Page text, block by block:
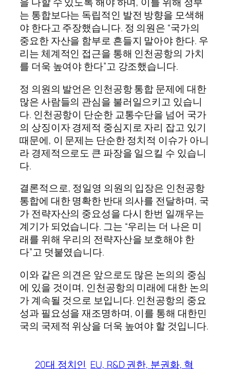
는 통합보다는 독립적인 발전 방향을 모색해
야 한다고 주장했습니다. 정 의원은 “국가의
중요한 자산을 함부로 흔들지 말아야 한다. 우
리는 체계적인 접근을 통해 인천공항의 가치
를 더욱 높여야 한다”고 강조했습니다.
정 의원의 발언은 인천공항 통합 문제에 대한
많은 사람들의 관심을 불러일으키고 있습니
다. 인천공항이 단순한 교통수단을 넘어 국가
의 상징이자 경제적 중심지로 자리 잡고 있기
때문에, 이 문제는 단순한 정치적 이슈가 아니
라 경제적으로도 큰 파장을 일으킬 수 있습니
다.
결론적으로, 정일영 의원의 입장은 인천공항
통합에 대한 명확한 반대 의사를 전달하며, 국
가 전략자산의 중요성을 다시 한번 일깨우는
계기가 되었습니다. 그는 “우리는 더 나은 미
래를 위해 우리의 전략자산을 보호해야 한
다”고 덧붙였습니다.
이와 같은 의견은 앞으로도 많은 논의의 중심
에 있을 것이며, 인천공항의 미래에 대한 논의
가 계속될 것으로 보입니다. 인천공항의 중요
성과 필요성을 재조명하며, 이를 통해 대한민
국의 국제적 위상을 더욱 높여야 할 것입니다.
20대 정치인 EU, R&D 권한, 분권화, 혁